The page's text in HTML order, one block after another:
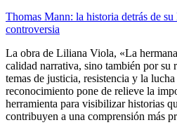
Thomas Mann: la historia detrás de
controversia
La obra de Liliana Viola, «La
calidad narrativa, sino también por su
temas de justicia, resistencia y la
reconocimiento pone de relieve la
herramienta para visibilizar historias
contribuyen a una comprensión más